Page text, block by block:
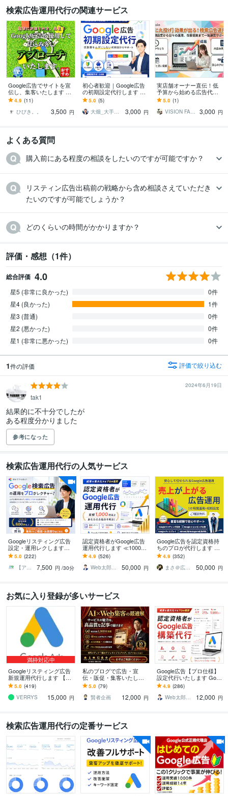
検索広告運用代行の関連サービス
Google広告でサイトを宣
伝し、集客いたします 検
索連動型広告で効果的な
アプローチ！SEO、MEO
にも◎！
4.9 (11)
ひびき。。
3,500 円
初心者歓迎｜Google広告
の初期設定代行します 少
額予算OK｜キーワード選
定・広告文作成・CV計測
をサポート
5.0 (5)
大畑_大手広告代理店Webマーケター
3,000 円
実店舗オーナー直伝！低
予算から始める広告代行
します 自社ジム・車屋を
運用中。経営者目線で少
額予算を最大化します。
5.0 (1)
VISION FACTORY
3,000 円
よくある質問
購入前にある程度の相談をしたいのですが可能ですか？
リスティン広告出稿前の戦略から含め相談さえていただき
たいのですが可能でしょうか？
どのくらいの時間がかかりますか？
評価・感想（1件）
総合評価 4.0
星5 (非常に良かった)
0件
星4 (良かった)
1件
星3 (普通)
0件
星2 (悪かった)
0件
星1 (非常に悪かった)
0件
1件の評価 評価で絞り込む
2024年6月19日
tak1
結果的に不十分でしたが
ある程度分かりました
参考になった
検索広告運用代行の人気サービス
Googleリスティング広告
設定・運用レクします
【実績800社以上】広告代
理店が運用サポートいた
します。
5.0 (222)
【アドテク】のことならMETA（メタ）
7,500 円 /30分
認定資格者がGoogle広告
運用代行します ≪1000社
以上≫Google認定パート
ナーがお悩みを解決
4.9 (526)
Web太郎＠Google認定パートナー
50,000 円
Google広告を認定資格持
ちのプロが代行します 相
談無料_初期設定＋週次報
告＋1か月間運用代行込み
で丸投げ可
4.9 (352)
まさ＠広告代理店
50,000 円
お気に入り登録が多いサービス
満枠対応中
Googleリスティング広告
新規運用代行します 【お
試し価格】Google広告代
行実績3000件以上
5.0 (419)
VERRYS
15,000 円
私のブログで広告・宣
伝・販促・集客いたしま
す 「AI×WEBサイト運
営」の専門メディアでプ
ロモーション！
5.0 (79)
賢者企画
12,000 円
Google広告【プロ仕様】
設定代行いたします Goog
le認定パートナーが繰り出
す進撃の一手！！
4.9 (286)
Web太郎＠Google認定パートナー
12,000 円
検索広告運用代行の定番サービス